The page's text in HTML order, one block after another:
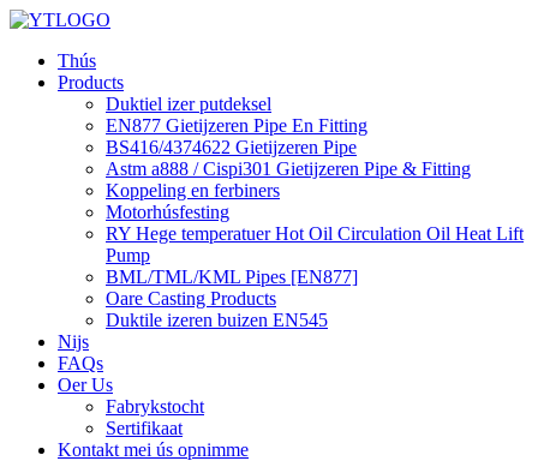
Thús
Products
Duktiel izer putdeksel
EN877 Gietijzeren Pipe En Fitting
BS416/4374622 Gietijzeren Pipe
Astm a888 / Cispi301 Gietijzeren Pipe & Fitting
Koppeling en ferbiners
Motorhúsfesting
RY Hege temperatuer Hot Oil Circulation Oil Heat Lift
Pump
BML/TML/KML Pipes [EN877]
Oare Casting Products
Duktile izeren buizen EN545
Nijs
FAQs
Oer Us
Fabrykstocht
Sertifikaat
Kontakt mei ús opnimme